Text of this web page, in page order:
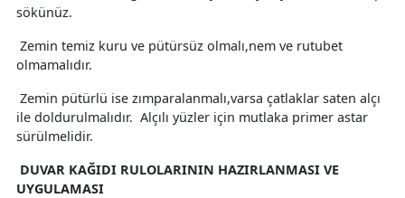
sökünüz.
Zemin temiz kuru ve pütürsüz olmalı,nem ve rutubet
olmamalıdır.
Zemin pütürlü ise zımparalanmalı,varsa çatlaklar saten alçı
ile doldurulmalıdır. Alçılı yüzler için mutlaka primer astar
sürülmelidir.
DUVAR KAĞIDI RULOLARININ HAZIRLANMASI VE
UYGULAMASI